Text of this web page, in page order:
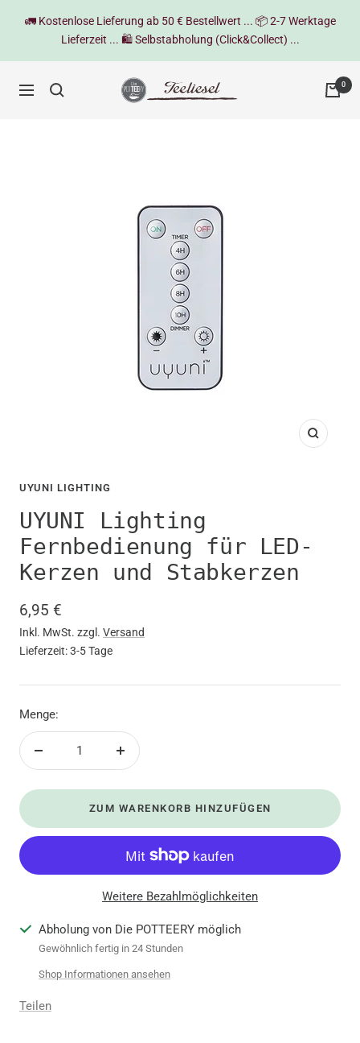
🚛 Kostenlose Lieferung ab 50 € Bestellwert ... 📦 2-7 Werktage
Lieferzeit ... 🛍️ Selbstabholung (Click&Collect) ...
Navigation
Teeliesel 0
Zoom
UYUNI LIGHTING
UYUNI Lighting
Fernbedienung für LED-
Kerzen und Stabkerzen
Angebotspreis
6,95 €
Inkl. MwSt. zzgl. Versand
Lieferzeit: 3-5 Tage
Menge:
Menge
ZUM WARENKORB HINZUFÜGEN
Weitere Bezahlmöglichkeiten
Abholung von Die POTTEERY möglich
Gewöhnlich fertig in 24 Stunden
Shop Informationen ansehen
Teilen